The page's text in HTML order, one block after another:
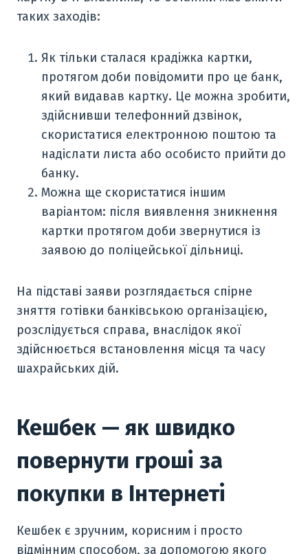
таких заходів:
Як тільки сталася крадіжка картки,
протягом доби повідомити про це банк,
який видавав картку. Це можна зробити,
здійснивши телефонний дзвінок,
скористатися електронною поштою та
надіслати листа або особисто прийти до
банку.
Можна ще скористатися іншим
варіантом: після виявлення зникнення
картки протягом доби звернутися із
заявою до поліцейської дільниці.
На підставі заяви розглядається спірне
зняття готівки банківською організацією,
розслідується справа, внаслідок якої
здійснюється встановлення місця та часу
шахрайських дій.
Кешбек — як швидко
повернути гроші за
покупки в Інтернеті
Кешбек є зручним, корисним і просто
відмінним способом, за допомогою якого